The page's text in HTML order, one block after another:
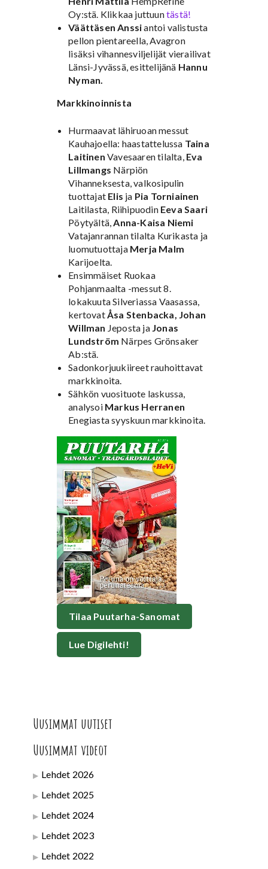
Oy:stä. Klikkaa juttuuntästä!
Väättäsen Anssiantoi valistusta
pellon pientareella, Avagron
lisäksi vihannesviljelijät vierailivat
Länsi-Jyvässä, esittelijänä Hannu
Nyman.
Markkinoinnista
Hurmaavat lähiruoan messut
Kauhajoella: haastattelussa Taina
Laitinen Vavesaaren tilalta, Eva
Lillmangs Närpiön
Vihanneksesta, valkosipulin
tuottajat Elis ja Pia Torniainen
Laitilasta, RiihipuodinEeva Saari
Pöytyältä,Anna-Kaisa Niemi
Vatajanrannan tilalta Kurikasta ja
luomutuottaja Merja Malm
Karijoelta.
Ensimmäiset Ruokaa
Pohjanmaalta -messut 8.
lokakuuta Silveriassa Vaasassa,
kertovatÅsa Stenbacka, Johan
Willman Jeposta ja Jonas
Lundström Närpes Grönsaker
Ab:stä.
Sadonkorjuukiireet rauhoittavat
markkinoita.
Sähkön vuosituote laskussa,
analysoi Markus Herranen
Enegiasta syyskuun markkinoita.
Tilaa Puutarha-Sanomat
Lue Digilehti!
Uusimmat uutiset
Uusimmat videot
Lehdet 2026
Lehdet 2025
Lehdet 2024
Lehdet 2023
Lehdet 2022